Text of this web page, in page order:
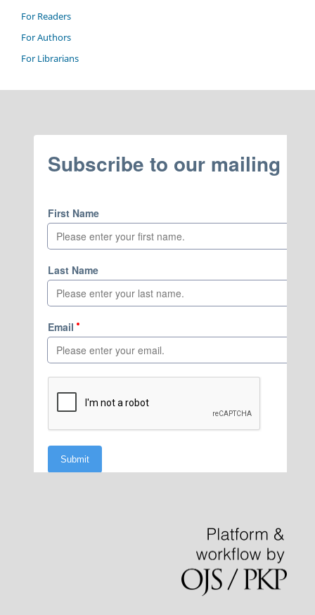
For Readers
For Authors
For Librarians